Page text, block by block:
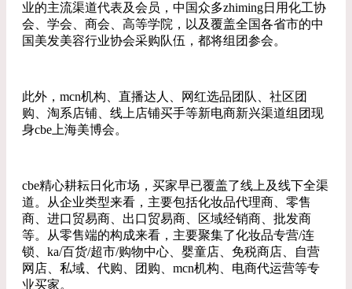
业的主流渠道代表及会员，中国众多zhiming日用化工协
会、学会、商会、高等学院，以及覆盖全国各省市的中
国美发美容行业协会采购队伍，都将组团参会。
此外，mcn机构、直播达人、网红选品团队、社区团
购、淘系店铺、线上店铺买手等新电商新兴渠道组团现
身cbe上海美博会。
cbe精心耕耘日化市场，买家早已覆盖了线上及线下全渠
道。从企业类型来看，主要包括化妆品代理商、零售
商、进口贸易商、出口贸易商、区域经销商、批发商
等。从零售端的构成来看，主要聚集了化妆品专营/连
锁、ka/百货/超市/购物中心、婴童店、免税商店、自营
网店、私域、代购、团购、mcn机构、电商代运营等专
业买家。